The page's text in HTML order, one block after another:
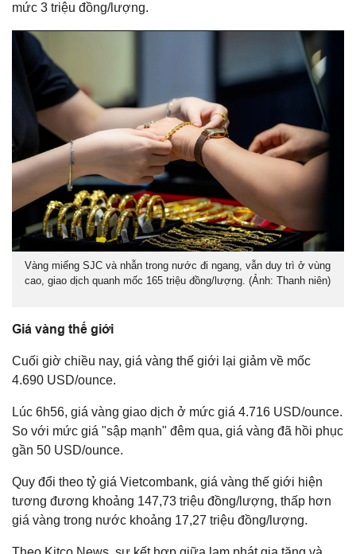
mức 3 triệu đồng/lượng.
Vàng miếng SJC và nhẫn trong nước đi ngang, vẫn duy trì ở vùng
cao, giao dịch quanh mốc 165 triệu đồng/lượng. (Ảnh: Thanh niên)
Giá vàng thế giới
Cuối giờ chiều nay, giá vàng thế giới lại giảm về mốc
4.690 USD/ounce.
Lúc 6h56, giá vàng giao dịch ở mức giá 4.716 USD/ounce.
So với mức giá "sập mạnh" đêm qua, giá vàng đã hồi phục
gần 50 USD/ounce.
Quy đổi theo tỷ giá Vietcombank, giá vàng thế giới hiện
tương đương khoảng 147,73 triệu đồng/lượng, thấp hơn
giá vàng trong nước khoảng 17,27 triệu đồng/lượng.